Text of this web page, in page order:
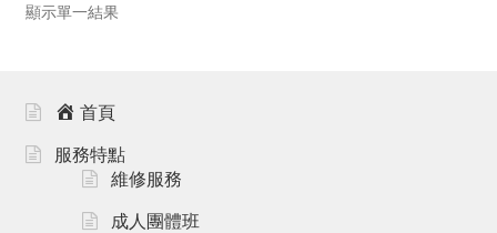
顯示單一結果
首頁
服務特點
維修服務
成人團體班